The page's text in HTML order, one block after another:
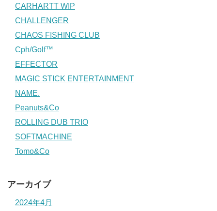
CARHARTT WIP
CHALLENGER
CHAOS FISHING CLUB
Cph/Golf™
EFFECTOR
MAGIC STICK ENTERTAINMENT
NAME.
Peanuts&Co
ROLLING DUB TRIO
SOFTMACHINE
Tomo&Co
アーカイブ
2024年4月